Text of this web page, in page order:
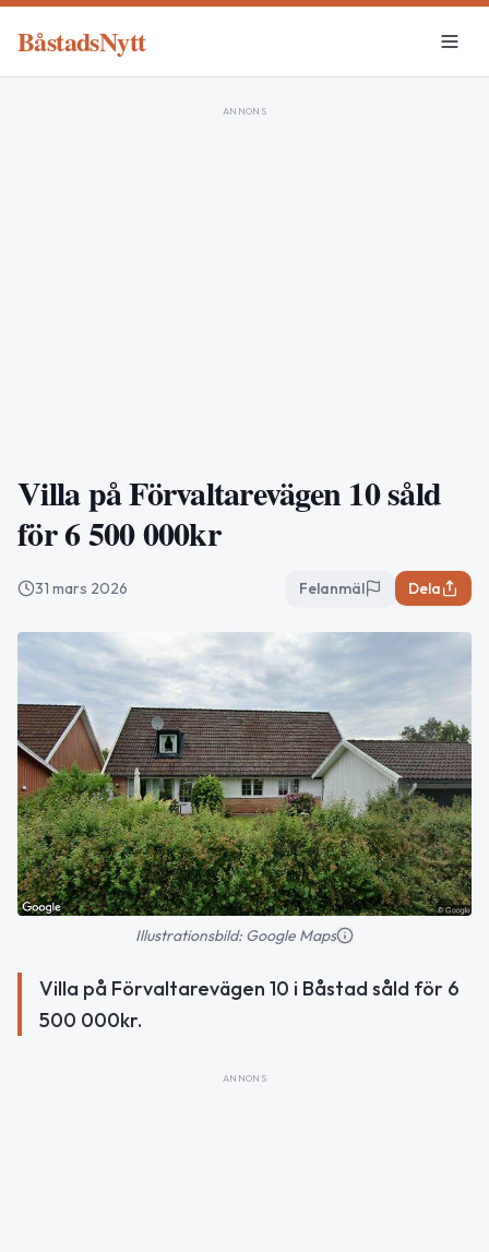
BåstadsNytt
ANNONS
Villa på Förvaltarevägen 10 såld
för 6 500 000kr
31 mars 2026 Felanmäl Dela
Illustrationsbild: Google Maps
Villa på Förvaltarevägen 10 i Båstad såld för 6
500 000kr.
ANNONS